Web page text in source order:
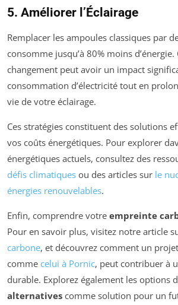
5. Améliorer l’Éclairage
Remplacer les ampoules classiques par
consomme jusqu’à 80% moins d’énergie.
changement peut avoir un impact
consommation d’électricité tout en
vie de votre éclairage.
Ces stratégies constituent des solutions
vos coûts énergétiques. Pour explorer
énergétiques actuels, consultez des
défis climatiques ou des articles sur le
énergies renouvelables.
Enfin, comprendre votre empreinte
Pour en savoir plus, visitez notre article
carbone, et découvrez comment un
comme celui à Pornic, peut contribuer à
durable. Explorez également les options
alternatives comme solution pour un